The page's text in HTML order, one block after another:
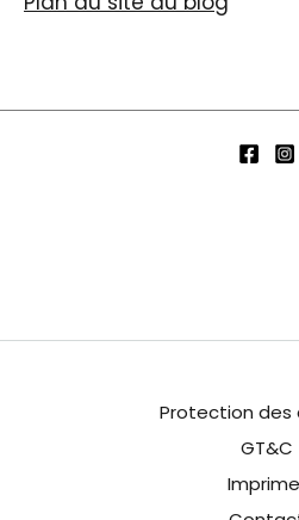
Protection des
GT&C